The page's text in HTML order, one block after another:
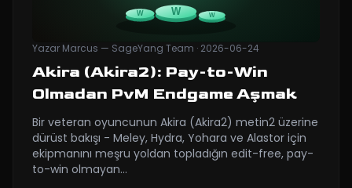
Yazar Marcus — SageYang Team · 2026-06-24
Akira (Akira2): Pay-to-Win
Olmadan PvM Endgame Aşmak
Bir veteran oyuncunun Akira (Akira2) metin2 üzerine
dürüst bakışı - Meley, Hydra, Yohara ve Alastor için
ekipmanını meşru yoldan topladığın edit-free, pay-
to-win olmayan…